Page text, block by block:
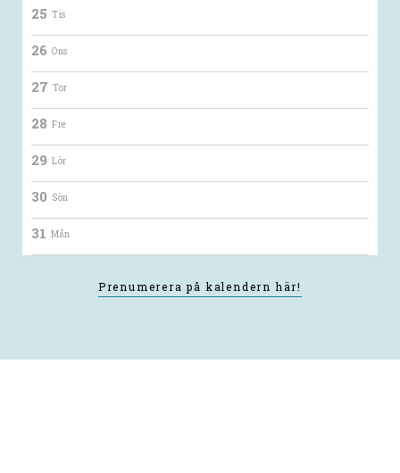
25Tis
26Ons
27Tor
28Fre
29Lör
30 Sön
31Mån
Prenumerera på kalendern här!